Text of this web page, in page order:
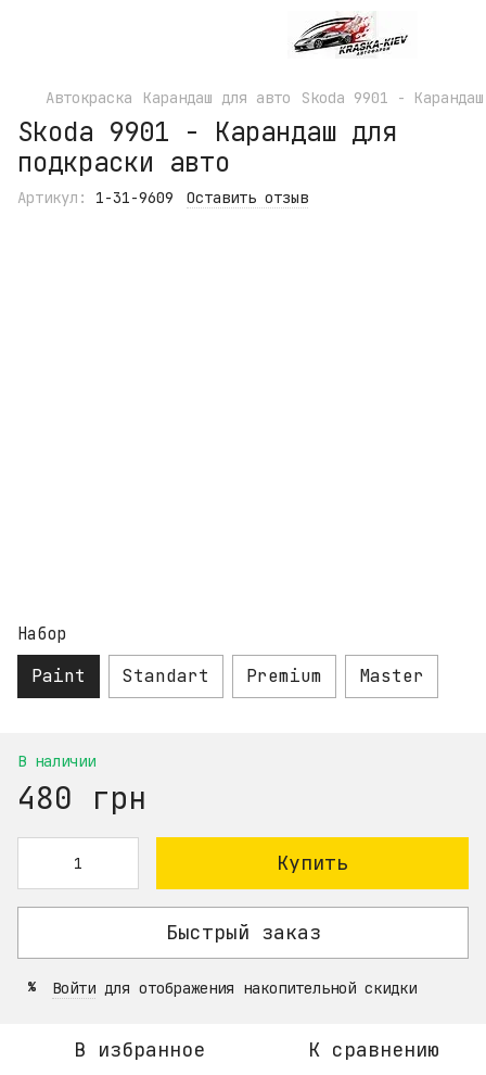
Автокраска Карандаш для авто Skoda 9901 -
Skoda 9901 - Карандаш для
подкраски авто
Артикул: 1-31-9609 Оставить отзыв
Набор
Paint Standart Premium Master
В наличии
480 грн
Купить
Быстрый заказ
% Войти для отображения накопительной скидки
В избранное К сравнению